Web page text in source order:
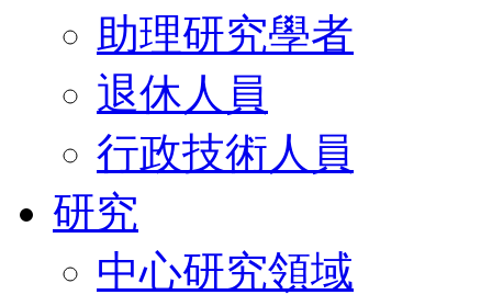
助理研究學者
退休人員
行政技術人員
研究
中心研究領域